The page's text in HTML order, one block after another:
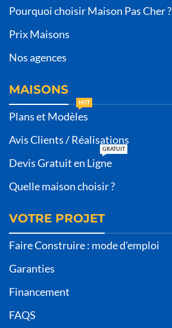
Pourquoi choisir Maison Pas Cher ?
Prix Maisons
Nos agences
MAISONS
Plans et Modèles
HOT
Avis Clients / Réalisations
Devis Gratuit en Ligne
GRATUIT
Quelle maison choisir ?
VOTRE PROJET
Faire Construire : mode d'emploi
Garanties
Financement
FAQS